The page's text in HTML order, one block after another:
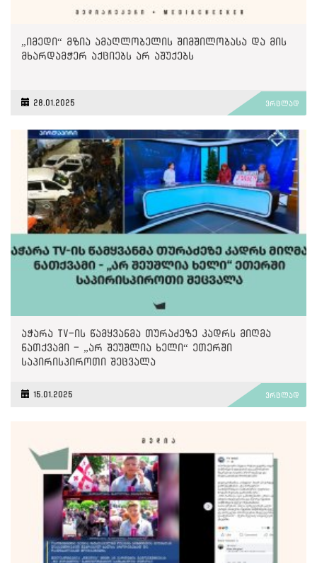
„იმედი“ მზია ამაღლობელის შიმშილობასა და მის
მხარდამჭერ აქციებს არ აშუქებს
28.01.2025 ვრცლად
აჭარა TV-ის წამყვანმა თურაძეზე კადრს მიღმა
ნათქვამი - „არ შეუშლია ხელი“ ეთერში
საპირისპიროთი შეცვალა
15.01.2025 ვრცლად